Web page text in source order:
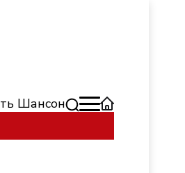
Шансон